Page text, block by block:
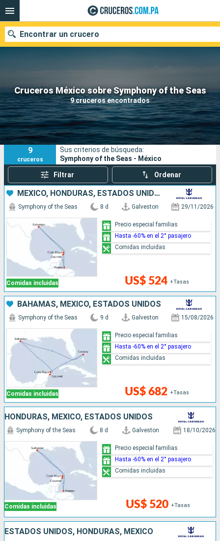
Cruceros México sobre Symphony of the Seas
9 cruceros encontrados
Encontrar un crucero
Nuestros destinos
Fecha de salida
Puertos Compañías
Buscar
9
cruceros
Sus criterios de búsqueda:
Symphony of the Seas - México
Filtrar Ordenar
MÉXICO, HONDURAS, ESTADOS UNIDOS
Comidas incluidas
Symphony of the Seas 8 d Galveston 29/11/2026
US$ 524 +Tasas
Precio especial familias
Hasta -60% en el 2° pasajero
Comidas incluidas
BAHAMAS, MÉXICO, ESTADOS UNIDOS
Comidas incluidas
Symphony of the Seas 9 d Galveston 15/08/2026
US$ 682 +Tasas
Precio especial familias
Hasta -60% en el 2° pasajero
Comidas incluidas
HONDURAS, MÉXICO, ESTADOS UNIDOS
Comidas incluidas
Symphony of the Seas 8 d Galveston 18/10/2026
US$ 520 +Tasas
Precio especial familias
Hasta -60% en el 2° pasajero
Comidas incluidas
ESTADOS UNIDOS, HONDURAS, MÉXICO